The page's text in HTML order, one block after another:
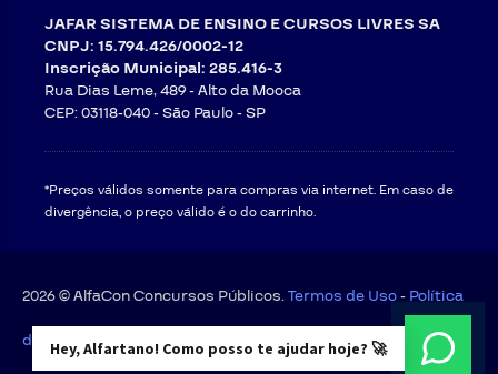
JAFAR SISTEMA DE ENSINO E CURSOS LIVRES SA
CNPJ: 15.794.426/0002-12
Inscrição Municipal: 285.416-3
Rua Dias Leme, 489 - Alto da Mooca
CEP: 03118-040 -São Paulo - SP
*Preços válidos somente para compras via internet. Em caso de
divergência, o preço válido é o do carrinho.
2026 © AlfaCon Concursos Públicos.Termos de Uso- Política
de Privacidade
Hey, Alfartano! Como posso te ajudar hoje? 🚀